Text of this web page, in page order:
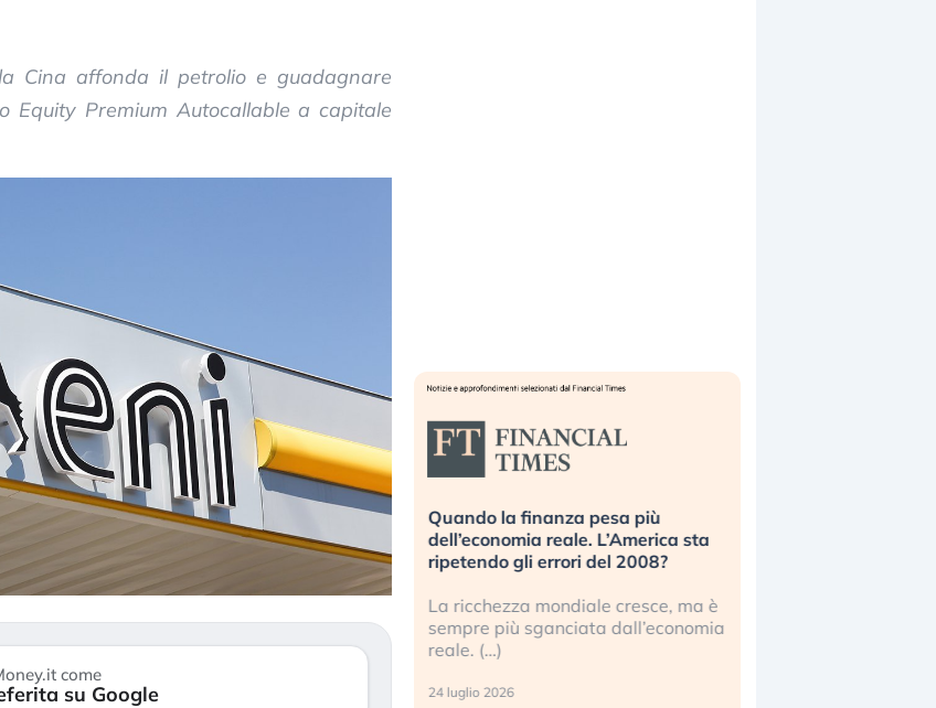
Cina affonda il petrolio e guadagnare
Equity Premium Autocallable a capitale
come
su Google
il
«La mia vita è rovinata». Investitori
in preda al panico dopo lo scoppio
della bolla AI
Kospi, mentre gli investitori retail (…)
30 luglio 2026
Quando la finanza pesa più
dell’economia reale. L’America sta
ripetendo gli errori del 2008?
La ricchezza mondiale cresce, ma è
sempre più sganciata dall’economia
reale. (…)
24 luglio 2026